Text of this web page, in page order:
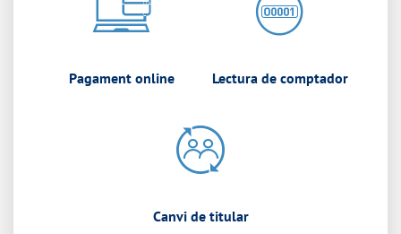
Pagament online Lectura de comptador
Canvi de titular